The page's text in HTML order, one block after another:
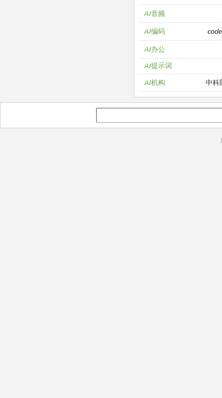
AI音频
AI编码
AI办公
AI提示词
AI机构
中科